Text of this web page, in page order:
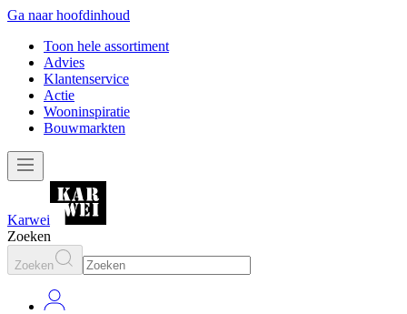
Ga naar hoofdinhoud
Toon hele assortiment
Advies
Klantenservice
Actie
Wooninspiratie
Bouwmarkten
Karwei
Zoeken
Zoeken